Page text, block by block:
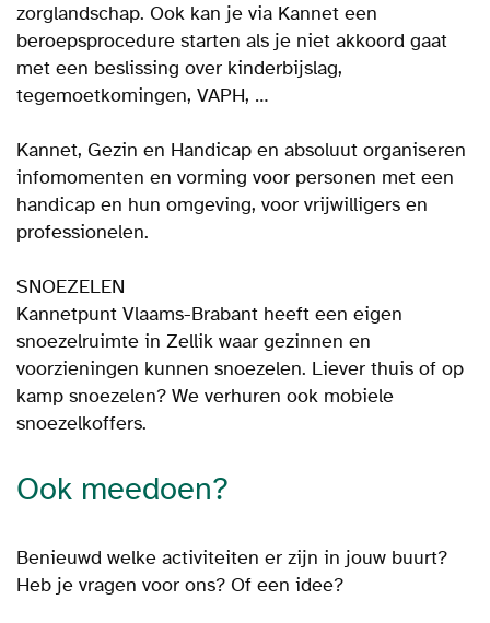
zorglandschap. Ook kan je via Kannet een
beroepsprocedure starten als je niet akkoord gaat
met een beslissing over kinderbijslag,
tegemoetkomingen, VAPH, …
Kannet, Gezin en Handicap en absoluut organiseren
infomomenten en vorming voor personen met een
handicap en hun omgeving, voor vrijwilligers en
professionelen.
SNOEZELEN
Kannetpunt Vlaams-Brabant heeft een eigen
snoezelruimte in Zellik waar gezinnen en
voorzieningen kunnen snoezelen. Liever thuis of op
kamp snoezelen? We verhuren ook mobiele
snoezelkoffers.
Ook meedoen?
Benieuwd welke activiteiten er zijn in jouw buurt?
Heb je vragen voor ons? Of een idee?